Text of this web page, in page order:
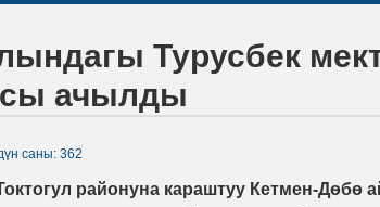
Турусбек
ачылды
саны: 362
районуна караштуу Кетмен-Дөбө